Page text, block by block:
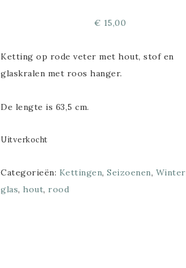
€ 15,00
Ketting op rode veter met hout, stof en
glaskralen met roos hanger.
De lengte is 63,5 cm.
Uitverkocht
Categorieën: Kettingen,Seizoenen, Winter
glas, hout, rood